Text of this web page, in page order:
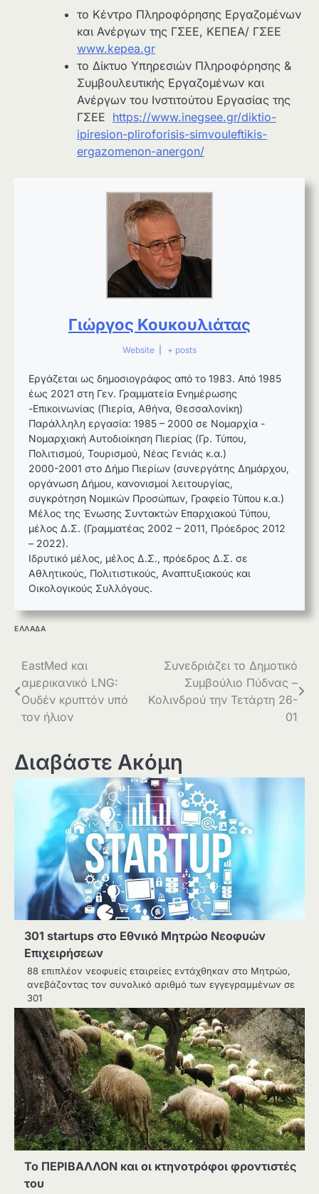
το Κέντρο Πληροφόρησης Εργαζομένων
και Ανέργων της ΓΣΕΕ, ΚΕΠΕΑ/ ΓΣΕΕ
www.kepea.gr
το Δίκτυο Υπηρεσιών Πληροφόρησης &
Συμβουλευτικής Εργαζομένων και
Ανέργων του Ινστιτούτου Εργασίας της
ΓΣΕΕ https://www.inegsee.gr/diktio-
ipiresion-pliroforisis-simvouleftikis-
ergazomenon-anergon/
Γιώργος Κουκουλιάτας
Website + posts
Εργάζεται ως δημοσιογράφος από το 1983. Από 1985
έως 2021 στη Γεν. Γραμματεία Ενημέρωσης
-Επικοινωνίας (Πιερία, Αθήνα, Θεσσαλονίκη)
Παράλληλη εργασία: 1985 – 2000 σε Νομαρχία -
Νομαρχιακή Αυτοδιοίκηση Πιερίας (Γρ. Τύπου,
Πολιτισμού, Τουρισμού, Νέας Γενιάς κ.α.)
2000-2001 στο Δήμο Πιερίων (συνεργάτης Δημάρχου,
οργάνωση Δήμου, κανονισμοί λειτουργίας,
συγκρότηση Νομικών Προσώπων, Γραφείο Τύπου κ.α.)
Μέλος της Ένωσης Συντακτών Επαρχιακού Τύπου,
μέλος Δ.Σ. (Γραμματέας 2002 – 2011, Πρόεδρος 2012
– 2022).
Ιδρυτικό μέλος, μέλος Δ.Σ., πρόεδρος Δ.Σ. σε
Αθλητικούς, Πολιτιστικούς, Αναπτυξιακούς και
Οικολογικούς Συλλόγους.
ΕΛΛΑΔΑ
Πλοήγηση
άρθρων
EastMed και
αμερικανικό LNG:
Ουδέν κρυπτόν υπό
τον ήλιον
Συνεδριάζει το Δημοτικό
Συμβούλιο Πύδνας –
Κολινδρού την Τετάρτη 26-
01
Διαβάστε Ακόμη
301 startups στο Εθνικό Μητρώο Νεοφυών
Επιχειρήσεων
88 επιπλέον νεοφυείς εταιρείες εντάχθηκαν στο Μητρώο,
ανεβάζοντας τον συνολικό αριθμό των εγγεγραμμένων σε
301
Το ΠΕΡΙΒΑΛΛΟΝ και οι κτηνοτρόφοι φροντιστές
του